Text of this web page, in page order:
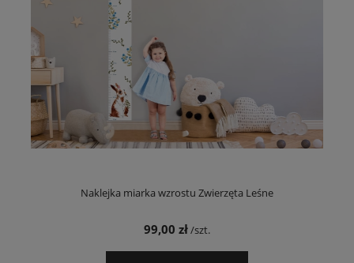
Naklejka miarka wzrostu Zwierzęta Leśne
99,00 zł/szt.